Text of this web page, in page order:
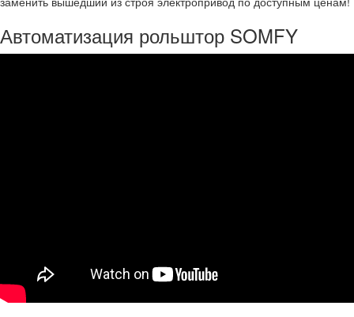
Автоматизация рольштор SOMFY